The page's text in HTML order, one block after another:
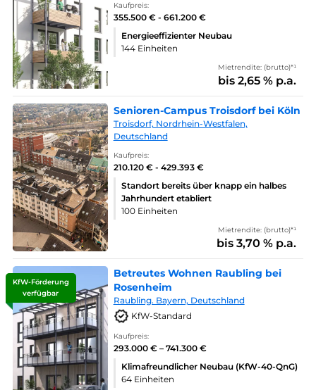
Kaufpreis:
355.500 € - 661.200 €
Energieeffizienter Neubau
144 Einheiten
Mietrendite: (brutto)*¹
bis 2,65 % p.a.
Senioren-Campus Troisdorf bei Köln
Troisdorf, Nordrhein-Westfalen,
Deutschland
Kaufpreis:
210.120 € - 429.393 €
Standort bereits über knapp ein halbes
Jahrhundert etabliert
100 Einheiten
Mietrendite: (brutto)*¹
bis 3,70 % p.a.
KfW-Förderung
verfügbar
Betreutes Wohnen Raubling bei
Rosenheim
Raubling. Bayern, Deutschland
KfW-Standard
Kaufpreis:
293.000 € – 741.300 €
Klimafreundlicher Neubau (KfW-40-QnG)
64 Einheiten